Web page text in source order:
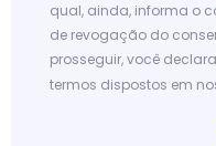
qual, ainda, informa o
de revogação do
prosseguir, você
termos dispostos em